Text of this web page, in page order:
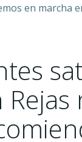
en marcha
Rejas